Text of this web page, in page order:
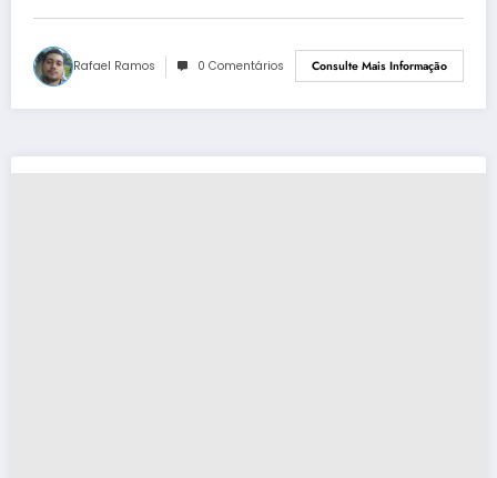
Rafael Ramos 0 Comentários Consulte Mais Informação